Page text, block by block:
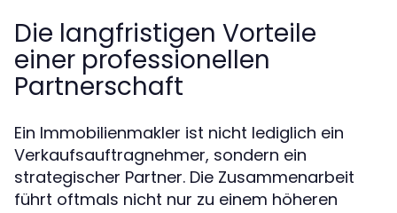
Die langfristigen Vorteile
einer professionellen
Partnerschaft
Ein Immobilienmakler ist nicht lediglich ein
Verkaufsauftragnehmer, sondern ein
strategischer Partner. Die Zusammenarbeit
führt oftmals nicht nur zu einem höheren